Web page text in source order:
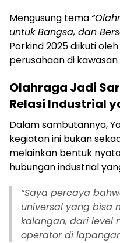
Mengusung tema
untuk Bangsa, dan
Porkind 2025 diikuti
perusahaan di
Olahraga Jadi
Relasi Industrial
Dalam sambutannya,
kegiatan ini bukan
melainkan bentuk
hubungan industrial
“Saya percaya
universal yang bisa
kalangan, dari level
operator di